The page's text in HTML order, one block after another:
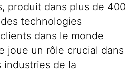
produit dans plus de 400
technologies
dans le monde
joue un rôle crucial dans
industries de la